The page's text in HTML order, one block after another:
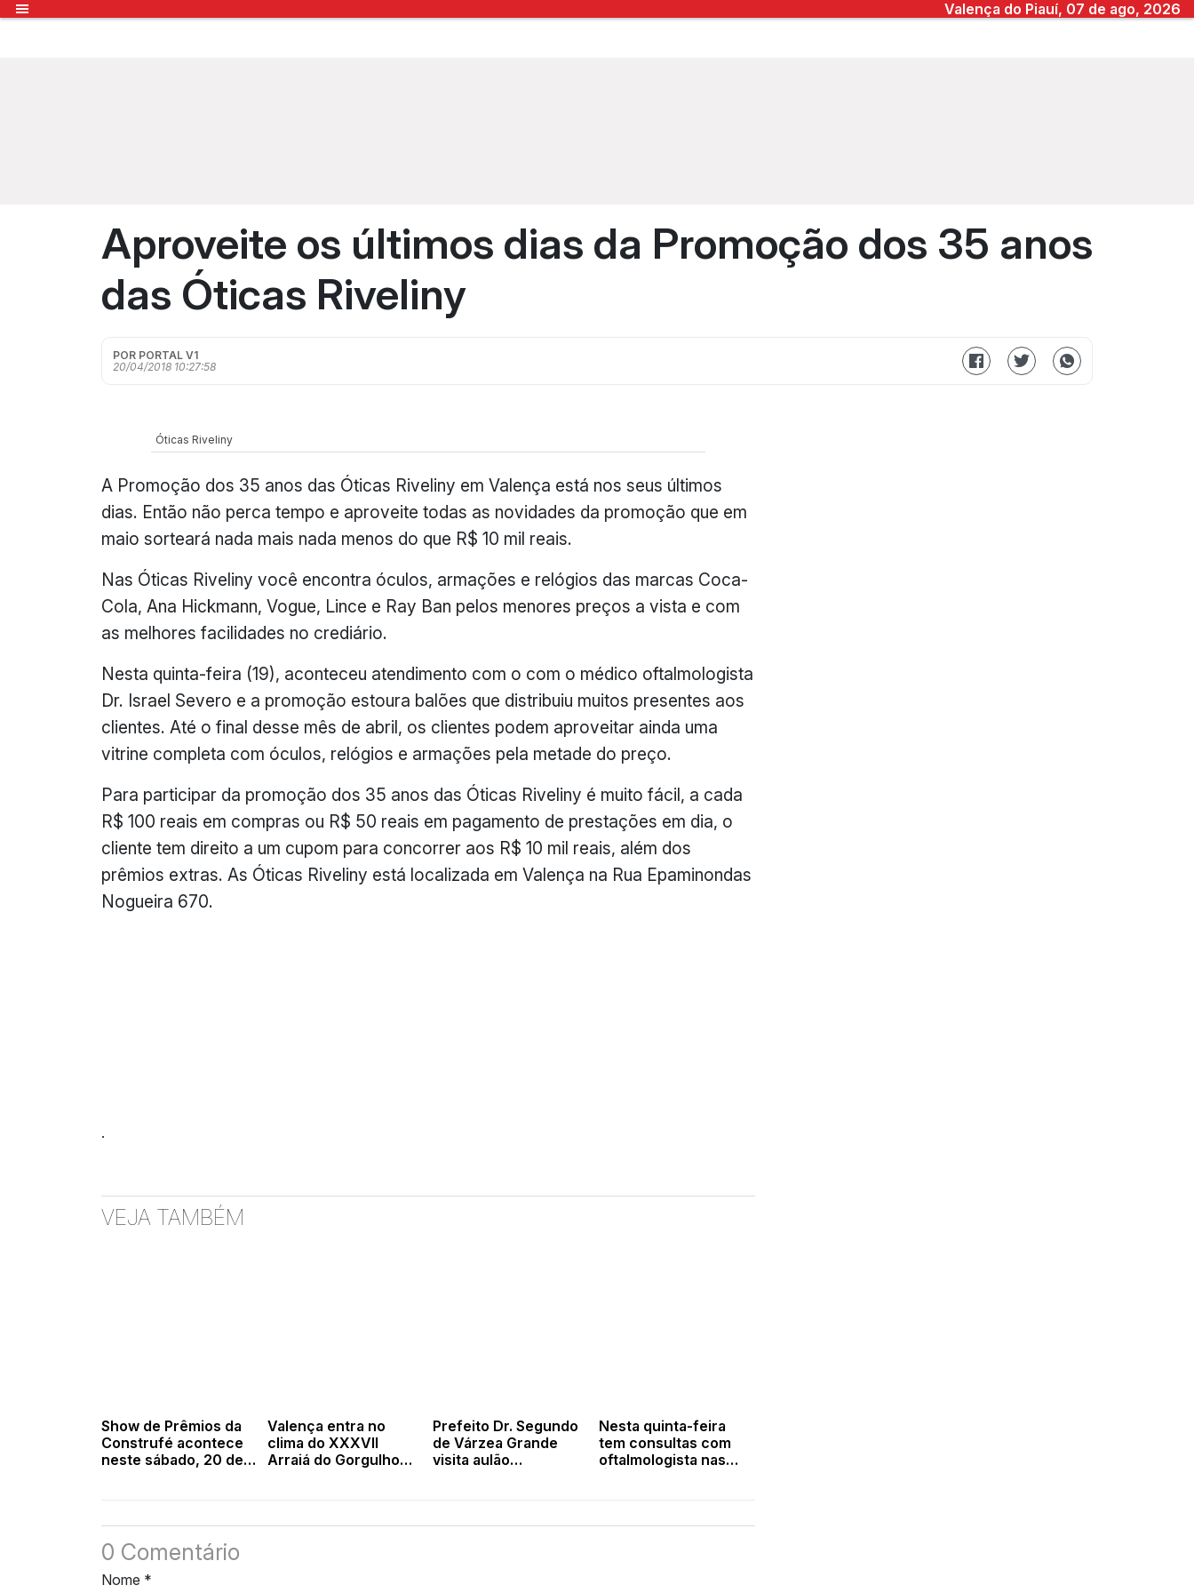
Valença do Piauí, 07 de ago, 2026
Aproveite os últimos dias da Promoção dos 35 anos
das Óticas Riveliny
POR PORTAL V1
20/04/2018 10:27:58
Óticas Riveliny
A Promoção dos 35 anos das Óticas Riveliny em Valença está nos seus últimos
dias. Então não perca tempo e aproveite todas as novidades da promoção que em
maio sorteará nada mais nada menos do que R$ 10 mil reais.
Nas Óticas Riveliny você encontra óculos, armações e relógios das marcas Coca-
Cola, Ana Hickmann, Vogue, Lince e Ray Ban pelos menores preços a vista e com
as melhores facilidades no crediário.
Nesta quinta-feira (19), aconteceu atendimento com o com o médico oftalmologista
Dr. Israel Severo e a promoção estoura balões que distribuiu muitos presentes aos
clientes. Até o final desse mês de abril, os clientes podem aproveitar ainda uma
vitrine completa com óculos, relógios e armações pela metade do preço.
Para participar da promoção dos 35 anos das Óticas Riveliny é muito fácil, a cada
R$ 100 reais em compras ou R$ 50 reais em pagamento de prestações em dia, o
cliente tem direito a um cupom para concorrer aos R$ 10 mil reais, além dos
prêmios extras. As Óticas Riveliny está localizada em Valença na Rua Epaminondas
Nogueira 670.
.
VEJA TAMBÉM
Show de Prêmios da
Construfé acontece
neste sábado, 20 de
Valença entra no
clima do XXXVII
Arraiá do Gorgulho
fomento à cultura
Prefeito Dr. Segundo
de Várzea Grande
visita aulão
Nesta quinta-feira
tem consultas com
oftalmologista nas
0 Comentário
Nome *